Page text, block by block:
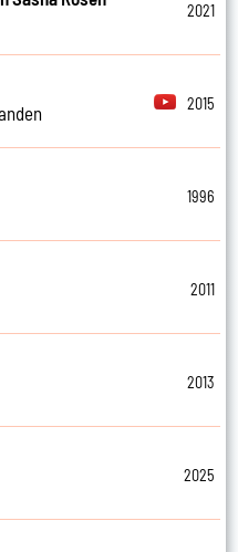
2021
2015
1996
2011
2013
2025